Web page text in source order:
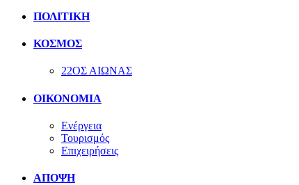
ΠΟΛΙΤΙΚΗ
ΚΟΣΜΟΣ
22ΟΣ ΑΙΩΝΑΣ
ΟΙΚΟΝΟΜΙΑ
Ενέργεια
Τουρισμός
Επιχειρήσεις
ΑΠΟΨΗ